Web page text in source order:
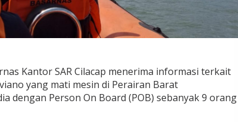
Kantor SAR Cilacap menerima informasi terkait
yang mati mesin di Perairan Barat
dengan Person On Board (POB) sebanyak 9 orang